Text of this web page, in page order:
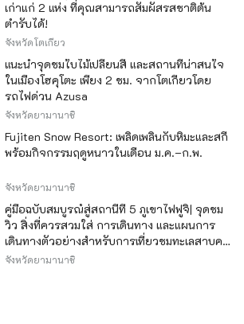
เก่าแก่ 2 แห่ง ที่คุณสามารถสัมผัสรสชาติต้น
ตำรับได้!
จังหวัดโตเกียว
แนะนำจุดชมใบไม้เปลี่ยนสี และสถานที่น่าสนใจ
ในเมืองโฮคุโตะ เพียง 2 ชม. จากโตเกียวโดย
รถไฟด่วน Azusa
จังหวัดยามานาชิ
Fujiten Snow Resort: เพลิดเพลินกับหิมะและสกี
พร้อมกิจกรรมฤดูหนาวในเดือน ม.ค.–ก.พ.
จังหวัดยามานาชิ
คู่มือฉบับสมบูรณ์สู่สถานีที่ 5 ภูเขาไฟฟูจิ| จุดชม
วิว สิ่งที่ควรสวมใส่ การเดินทาง และแผนการ
เดินทางตัวอย่างสำหรับการเที่ยวชมทะเลสาบคา
วากุจิ
จังหวัดยามานาชิ